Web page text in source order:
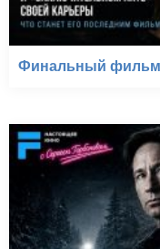
Финальный фильм